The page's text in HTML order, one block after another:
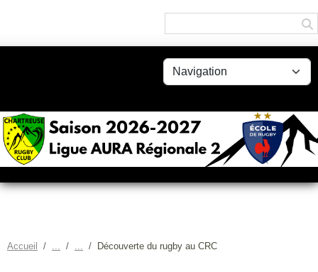
Accueil Découverte du rugby au CRC